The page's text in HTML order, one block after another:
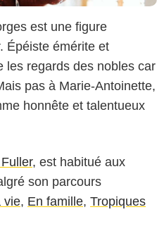
est une figure
Épéiste émérite et
les regards des nobles car
pas à Marie-Antoinette,
honnête et talentueux
, est habitué aux
son parcours
vie, En famille, Tropiques